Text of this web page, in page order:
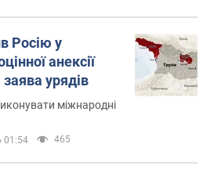
Росію у
анексії
заява урядів
міжнародні
01:54 465